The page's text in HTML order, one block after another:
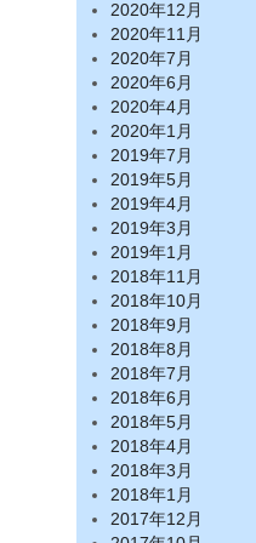
2020年12月
2020年11月
2020年7月
2020年6月
2020年4月
2020年1月
2019年7月
2019年5月
2019年4月
2019年3月
2019年1月
2018年11月
2018年10月
2018年9月
2018年8月
2018年7月
2018年6月
2018年5月
2018年4月
2018年3月
2018年1月
2017年12月